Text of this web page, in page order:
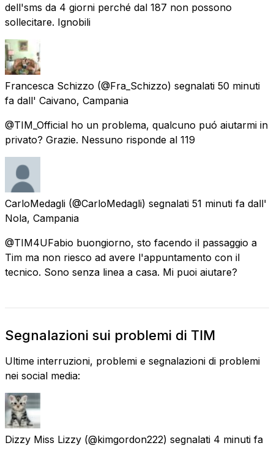
dell'sms da 4 giorni perché dal 187 non possono
sollecitare. Ignobili
Francesca Schizzo (@Fra_Schizzo) segnalati 50 minuti
fa dall' Caivano, Campania
@TIM_Official ho un problema, qualcuno puó aiutarmi in
privato? Grazie. Nessuno risponde al 119
CarloMedagli (@CarloMedagli) segnalati 51 minuti fa dall'
Nola, Campania
@TIM4UFabio buongiorno, sto facendo il passaggio a
Tim ma non riesco ad avere l'appuntamento con il
tecnico. Sono senza linea a casa. Mi puoi aiutare?
Segnalazioni sui problemi di TIM
Ultime interruzioni, problemi e segnalazioni di problemi
nei social media:
Dizzy Miss Lizzy (@kimgordon222) segnalati 4 minuti fa